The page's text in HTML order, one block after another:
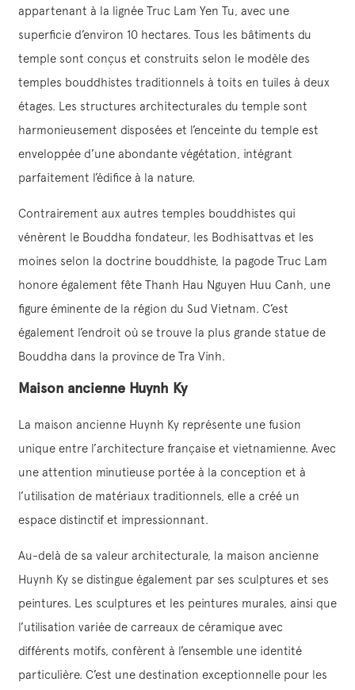
appartenant à la lignée Truc Lam Yen Tu, avec une
superficie d’environ 10 hectares. Tous les bâtiments du
temple sont conçus et construits selon le modèle des
temples bouddhistes traditionnels à toits en tuiles à deux
étages. Les structures architecturales du temple sont
harmonieusement disposées et l’enceinte du temple est
enveloppée d’une abondante végétation, intégrant
parfaitement l’édifice à la nature.
Contrairement aux autres temples bouddhistes qui
vénèrent le Bouddha fondateur, les Bodhisattvas et les
moines selon la doctrine bouddhiste, la pagode Truc Lam
honore également fête Thanh Hau Nguyen Huu Canh, une
figure éminente de la région du Sud Vietnam. C’est
également l’endroit où se trouve la plus grande statue de
Bouddha dans la province de Tra Vinh.
Maison ancienne Huynh Ky
La maison ancienne Huynh Ky représente une fusion
unique entre l’architecture française et vietnamienne. Avec
une attention minutieuse portée à la conception et à
l’utilisation de matériaux traditionnels, elle a créé un
espace distinctif et impressionnant.
Au-delà de sa valeur architecturale, la maison ancienne
Huynh Ky se distingue également par ses sculptures et ses
peintures. Les sculptures et les peintures murales, ainsi que
l’utilisation variée de carreaux de céramique avec
différents motifs, confèrent à l’ensemble une identité
particulière. C’est une destination exceptionnelle pour les